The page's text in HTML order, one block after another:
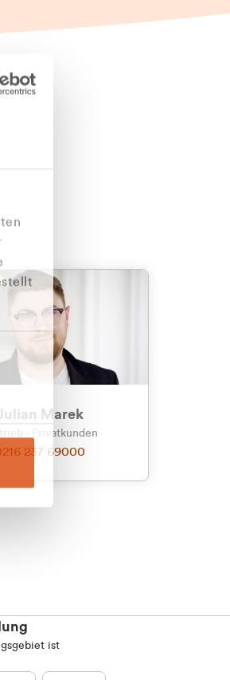
Marek
- Privatkunden
237 69000
ist